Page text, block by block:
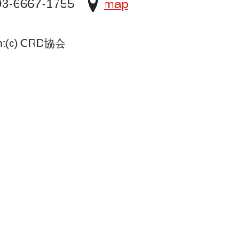
6667-1755 map
CRD協会